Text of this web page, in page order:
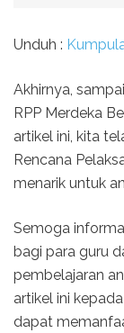
Unduh :
Akhirnya,
RPP Merdeka
artikel ini, kita
Rencana
menarik untuk
Semoga
bagi para guru
pembelajaran
artikel ini
dapat